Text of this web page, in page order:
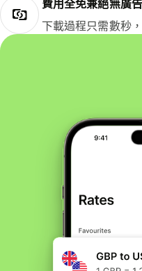
費用全免兼絕無廣告
下載過程只需數秒